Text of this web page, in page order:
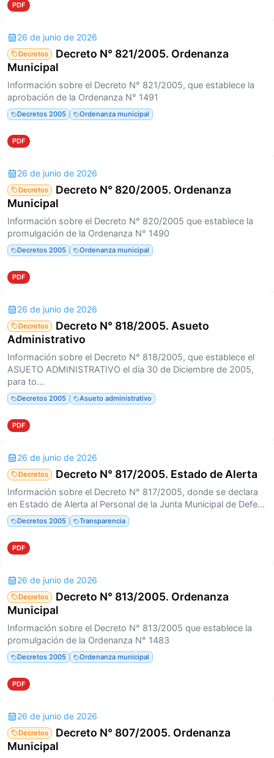
PDF
26 de junio de 2026
Decretos
Decreto N° 821/2005. Ordenanza
Municipal
Información sobre el Decreto N° 821/2005, que establece la
aprobación de la Ordenanza N° 1491
Decretos 2005 Ordenanza municipal
PDF
26 de junio de 2026
Decretos
Decreto N° 820/2005. Ordenanza
Municipal
Información sobre el Decreto N° 820/2005 que establece la
promulgación de la Ordenanza N° 1490
Decretos 2005 Ordenanza municipal
PDF
26 de junio de 2026
Decretos
Decreto N° 818/2005. Asueto
Administrativo
Información sobre el Decreto N° 818/2005, que establece el
ASUETO ADMINISTRATIVO el día 30 de Diciembre de 2005,
para to...
Decretos 2005 Asueto administrativo
PDF
26 de junio de 2026
Decretos Decreto N° 817/2005. Estado de Alerta
Información sobre el Decreto N° 817/2005, donde se declara
en Estado de Alerta al Personal de la Junta Municipal de Defe...
Decretos 2005 Transparencia
PDF
26 de junio de 2026
Decretos
Decreto N° 813/2005. Ordenanza
Municipal
Información sobre el Decreto N° 813/2005 que establece la
promulgación de la Ordenanza N° 1483
Decretos 2005 Ordenanza municipal
PDF
26 de junio de 2026
Decretos
Decreto N° 807/2005. Ordenanza
Municipal